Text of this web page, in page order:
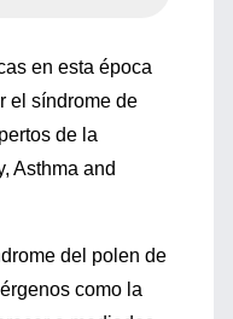
en esta época
el síndrome de
de la
Asthma and
del polen de
como la